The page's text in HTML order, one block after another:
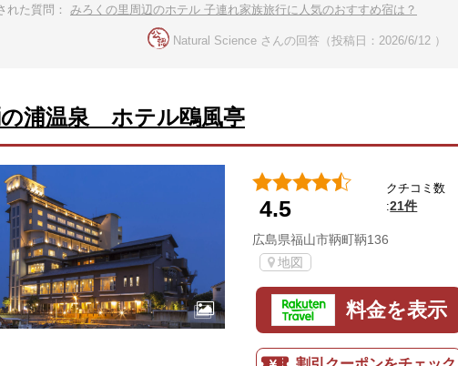
れた質問： みろくの里周辺のホテル 子連れ家族旅行に人気のおすすめ宿は？
Natural Science さんの回答（投稿日：2026/6/12 ）
浦温泉 ホテル鴎風亭
4.5
クチコミ数
:21件
広島県福山市鞆町鞆136
地図
料金を表示